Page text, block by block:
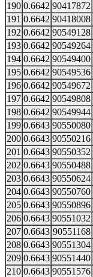
190 0.6642 90417872
191 0.6642 90418008
192 0.6642 90549128
193 0.6642 90549264
194 0.6642 90549400
195 0.6642 90549536
196 0.6642 90549672
197 0.6642 90549808
198 0.6642 90549944
199 0.6643 90550080
200 0.6643 90550216
201 0.6643 90550352
202 0.6643 90550488
203 0.6643 90550624
204 0.6643 90550760
205 0.6643 90550896
206 0.6643 90551032
207 0.6643 90551168
208 0.6643 90551304
209 0.6643 90551440
210 0.6643 90551576